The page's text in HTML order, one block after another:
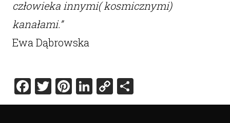
człowieka innymi( kosmicznymi)
kanałami.”
Ewa Dąbrowska
Facebook
Twitter
Pinterest
LinkedIn
Copy
Link
Share